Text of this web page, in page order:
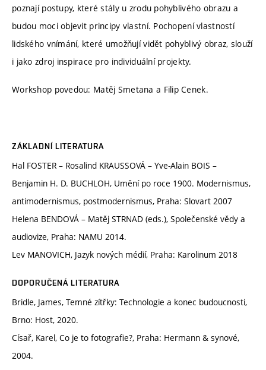
poznají postupy, které stály u zrodu pohyblivého obrazu a
budou moci objevit principy vlastní. Pochopení vlastností
lidského vnímání, které umožňují vidět pohyblivý obraz, slouží
i jako zdroj inspirace pro individuální projekty.
Workshop povedou: Matěj Smetana a Filip Cenek.
ZÁKLADNÍ LITERATURA
Hal FOSTER – Rosalind KRAUSSOVÁ – Yve-Alain BOIS –
Benjamin H. D. BUCHLOH, Umění po roce 1900. Modernismus,
antimodernismus, postmodernismus, Praha: Slovart 2007
Helena BENDOVÁ – Matěj STRNAD (eds.), Společenské vědy a
audiovize, Praha: NAMU 2014.
Lev MANOVICH, Jazyk nových médií, Praha: Karolinum 2018
DOPORUČENÁ LITERATURA
Bridle, James, Temné zítřky: Technologie a konec budoucnosti,
Brno: Host, 2020.
Císař, Karel, Co je to fotografie?, Praha: Hermann & synové,
2004.